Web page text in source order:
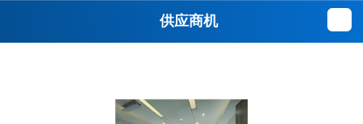
供应商机